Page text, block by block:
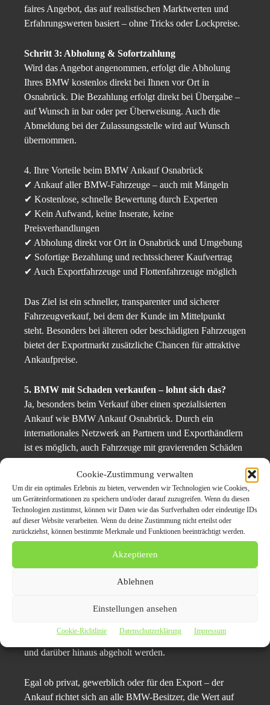
Cookie-Zustimmung verwalten
Um dir ein optimales Erlebnis zu bieten, verwenden wir Technologien wie Cookies,
um Geräteinformationen zu speichern und/oder darauf zuzugreifen. Wenn du diesen
Technologien zustimmst, können wir Daten wie das Surfverhalten oder eindeutige IDs
auf dieser Website verarbeiten. Wenn du deine Zustimmung nicht erteilst oder
zurückziehst, können bestimmte Merkmale und Funktionen beeinträchtigt werden.
Akzeptieren
Ablehnen
Einstellungen ansehen
Cookie-Richtlinie Datenschutzerklärung Impressum
faires Angebot, das auf realistischen Marktwerten und
Erfahrungswerten basiert – ohne Tricks oder Lockpreise.
Schritt 3: Abholung & Sofortzahlung
Wird das Angebot angenommen, erfolgt die Abholung
Ihres BMW kostenlos direkt bei Ihnen vor Ort in
Osnabrück. Die Bezahlung erfolgt direkt bei Übergabe –
auf Wunsch in bar oder per Überweisung. Auch die
Abmeldung bei der Zulassungsstelle wird auf Wunsch
übernommen.
4. Ihre Vorteile beim BMW Ankauf Osnabrück
✔ Ankauf aller BMW-Fahrzeuge – auch mit Mängeln
✔ Kostenlose, schnelle Bewertung durch Experten
✔ Kein Aufwand, keine Inserate, keine
Preisverhandlungen
✔ Abholung direkt vor Ort in Osnabrück und Umgebung
✔ Sofortige Bezahlung und rechtssicherer Kaufvertrag
✔ Auch Exportfahrzeuge und Flottenfahrzeuge möglich
Das Ziel ist ein schneller, transparenter und sicherer
Fahrzeugverkauf, bei dem der Kunde im Mittelpunkt
steht. Besonders bei älteren oder beschädigten Fahrzeugen
bietet der Exportmarkt zusätzliche Chancen für attraktive
Ankaufpreise.
5. BMW mit Schaden verkaufen – lohnt sich das?
Ja, besonders beim Verkauf über einen spezialisierten
Ankauf wie BMW Ankauf Osnabrück. Durch ein
internationales Netzwerk an Partnern und Exporthändlern
ist es möglich, auch Fahrzeuge mit gravierenden Schäden
Ein BMW mit Motorschaden, ohne TÜV oder mit
Getriebeschaden wird hier nicht als wertlos betrachtet –
im Gegenteil: Viele Modelle wie der BMW 320d, X5
oder 530i sind auf Auslandsmärkten weiterhin gefragt und
erzielen dort überdurchschnittlich gute Preise.
6. Regionaler Service mit deutschlandweiter
Auch wenn der Fokus auf Osnabrück liegt, arbeitet BMW
nur in Ostfriesland, sondern auch in ganz Niedersachsen
und darüber hinaus abgeholt werden.
Egal ob privat, gewerblich oder für den Export – der
Ankauf richtet sich an alle BMW-Besitzer, die Wert auf